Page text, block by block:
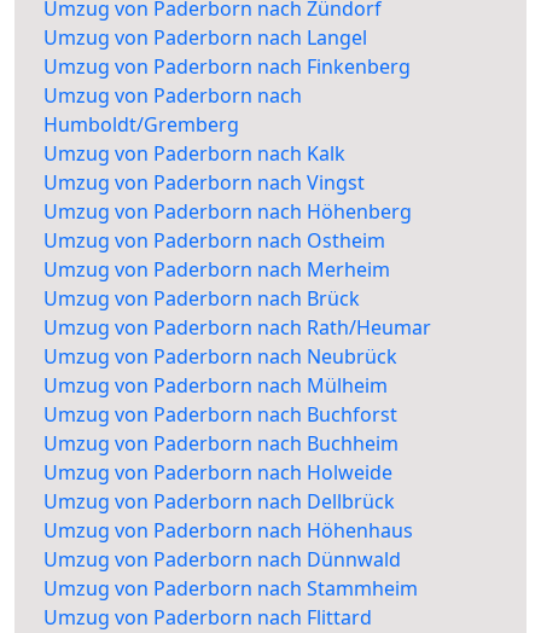
Umzug von Paderborn nach Zündorf
Umzug von Paderborn nach Langel
Umzug von Paderborn nach Finkenberg
Umzug von Paderborn nach
Humboldt/Gremberg
Umzug von Paderborn nach Kalk
Umzug von Paderborn nach Vingst
Umzug von Paderborn nach Höhenberg
Umzug von Paderborn nach Ostheim
Umzug von Paderborn nach Merheim
Umzug von Paderborn nach Brück
Umzug von Paderborn nach Rath/Heumar
Umzug von Paderborn nach Neubrück
Umzug von Paderborn nach Mülheim
Umzug von Paderborn nach Buchforst
Umzug von Paderborn nach Buchheim
Umzug von Paderborn nach Holweide
Umzug von Paderborn nach Dellbrück
Umzug von Paderborn nach Höhenhaus
Umzug von Paderborn nach Dünnwald
Umzug von Paderborn nach Stammheim
Umzug von Paderborn nach Flittard